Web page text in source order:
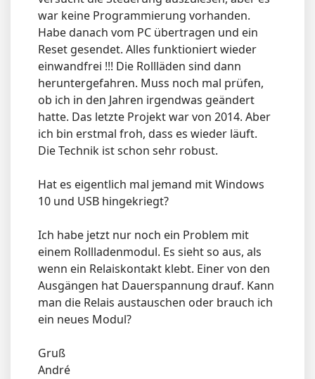
war keine Programmierung vorhanden.
Habe danach vom PC übertragen und ein
Reset gesendet. Alles funktioniert wieder
einwandfrei !!! Die Rollläden sind dann
heruntergefahren. Muss noch mal prüfen,
ob ich in den Jahren irgendwas geändert
hatte. Das letzte Projekt war von 2014. Aber
ich bin erstmal froh, dass es wieder läuft.
Die Technik ist schon sehr robust.
Hat es eigentlich mal jemand mit Windows
10 und USB hingekriegt?
Ich habe jetzt nur noch ein Problem mit
einem Rollladenmodul. Es sieht so aus, als
wenn ein Relaiskontakt klebt. Einer von den
Ausgängen hat Dauerspannung drauf. Kann
man die Relais austauschen oder brauch ich
ein neues Modul?
Gruß
André